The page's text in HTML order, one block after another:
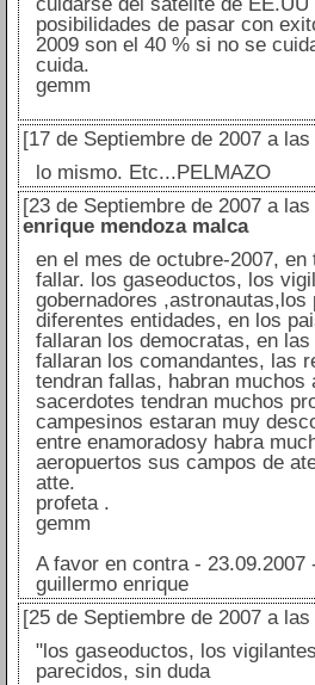
posibilidades de pasar con
2009 son el 40 % si no se
cuida.
gemm
[17 de Septiembre de 2007 a las
lo mismo. Etc...PELMAZO
[23 de Septiembre de 2007 a las
enrique mendoza malca
en el mes de octubre-2007, en
fallar. los gaseoductos, los
gobernadores ,astronautas,los
diferentes entidades, en los
fallaran los democratas, en
fallaran los comandantes, las
tendran fallas, habran muchos
sacerdotes tendran muchos
campesinos estaran muy
entre enamoradosy habra
aeropuertos sus campos de
atte.
profeta .
gemm
A favor en contra - 23.09.2007
guillermo enrique
[25 de Septiembre de 2007 a las
"los gaseoductos, los
parecidos, sin duda